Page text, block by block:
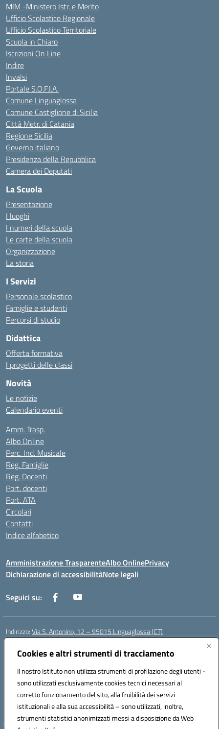
Cookies e altri strumenti di tracciamento
Il nostro Istituto non utilizza strumenti di profilazione degli utenti -
sono utilizzati esclusivamente cookies tecnici necessari al
corretto funzionamento del sito, alla fruibilità dei servizi
istituzionali e alla sua accessibilità – sono utilizzati, inoltre,
strumenti statistici anonimizzati messi a disposizione da Web
MIM -Ministero Istr. e Merito
Ufficio Scolastico Regionale
Ufficio Scolastico Territoriale
Scuola in Chiaro
Iscrizioni On Line
Indire
Invalsi
Portale S.O.F.I.A.
Comune Linguaglossa
Comune Castiglione di Sicilia
Città Metr. di Catania
Regione Sicilia
Governo italiano
Presidenza della Repubblica
Camera dei Deputati
La Scuola
Presentazione
I luoghi
I numeri della scuola
Le carte della scuola
Organizzazione
La storia
I Servizi
Personale scolastico
Famiglie e studenti
Percorsi di studio
Didattica
Offerta formativa
I progetti delle classi
Novità
Le notizie
Calendario eventi
Amm. Trasp.
Albo Online
Perc. Ind. Musicale
Reg. Famiglie
Reg. Docenti
Port. docenti
Port. ATA
Circolari
Contatti
Indice alfabetico
Amministrazione TrasparenteAlbo OnlinePrivacy
Dichiarazione di accessibilitàNote legali
Seguici su:
Indirizzo:Via S. Antonino, 12 – 95015 Linguaglossa (CT)
Centralino:
Posta elettronica certificata (PEC):ctic83200r@pec.istruzione.it
Codice fiscale: 83002470876
Codice meccanografico:CTIC83200R
Codice Indice delle Pubbliche Amministrazioni (IPA): istsc_CTIC83200R
Codice unico di fatturazione (CUF): UF7TEB